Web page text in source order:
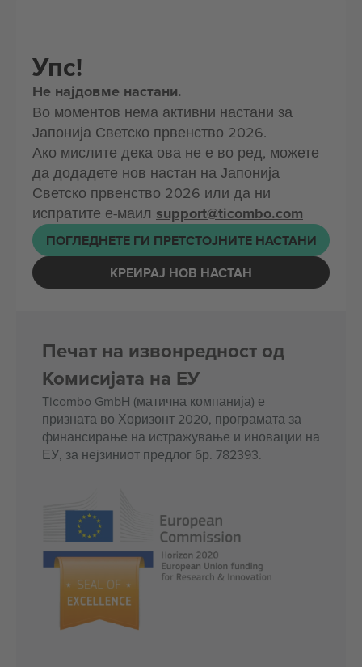
Упс!
Не најдовме настани.
Во моментов нема активни настани за
Јапонија Светско првенство 2026.
Ако мислите дека ова не е во ред, можете
да додадете нов настан на Јапонија
Светско првенство 2026 или да ни
испратите е-маил support@ticombo.com
ПОГЛЕДНЕТЕ ГИ ПРЕТСТОЈНИТЕ НАСТАНИ
КРЕИРАЈ НОВ НАСТАН
Печат на извонредност од
Комисијата на ЕУ
Ticombo GmbH (матична компанија) е
призната во Хоризонт 2020, програмата за
финансирање на истражување и иновации на
ЕУ, за нејзиниот предлог бр. 782393.